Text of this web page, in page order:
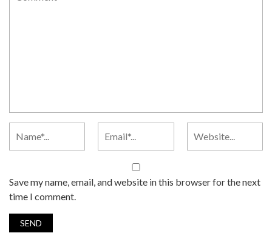
Save my name, email, and website in this browser for the next
time I comment.